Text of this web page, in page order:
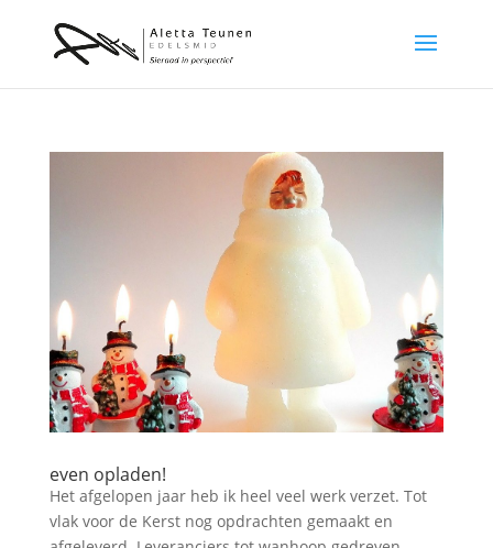
even opladen!
Het afgelopen jaar heb ik heel veel werk verzet. Tot
vlak voor de Kerst nog opdrachten gemaakt en